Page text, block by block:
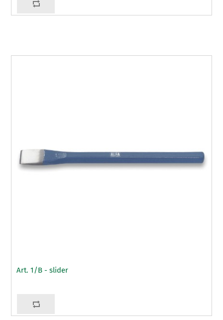
Art. 1/B - slider